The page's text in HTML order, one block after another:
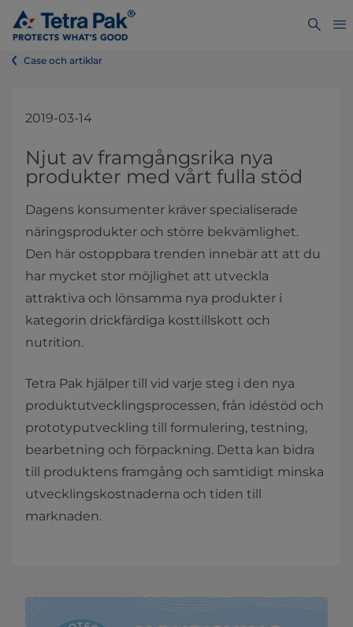
Case och artiklar
2019-03-14
​Njut av framgångsrika nya
produkter med vårt fulla stöd
Dagens konsumenter kräver specialiserade
näringsprodukter och större bekvämlighet.
Den här ostoppbara trenden innebär att att du
har mycket stor möjlighet att utveckla
attraktiva och lönsamma nya produkter i
kategorin drickfärdiga kosttillskott och
nutrition.
Tetra Pak hjälper till vid varje steg i den nya
produktutvecklingsprocessen, från idéstöd och
prototyputveckling till formulering, testning,
bearbetning och förpackning. Detta kan bidra
till produktens framgång och samtidigt minska
utvecklingskostnaderna och tiden till
marknaden.